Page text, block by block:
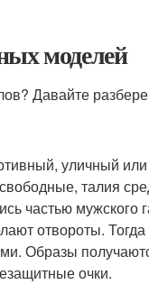
моделей
Давайте
уличный
талия
частью мужского
отвороты.
Образы
очки.